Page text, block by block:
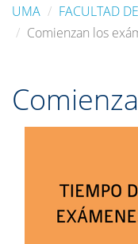
UMA
FACULTAD
Comienzan los